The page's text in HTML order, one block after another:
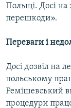
Польщі. Досі на
перешкоди».
Переваги і
Досі дозвіл на
польському
Ремішевський
процедури